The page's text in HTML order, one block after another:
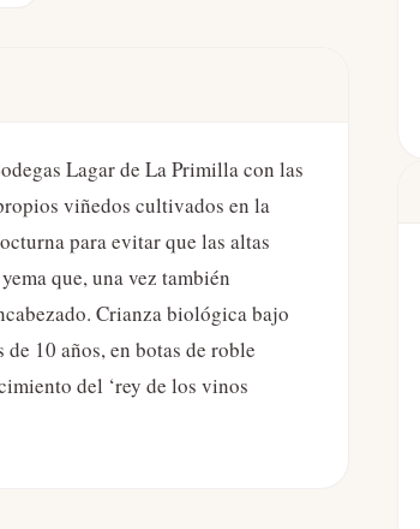
Lagar de La Primilla con las
viñedos cultivados en la
para evitar que las altas
que, una vez también
Crianza biológica bajo
10 años, en botas de roble
del ‘rey de los vinos